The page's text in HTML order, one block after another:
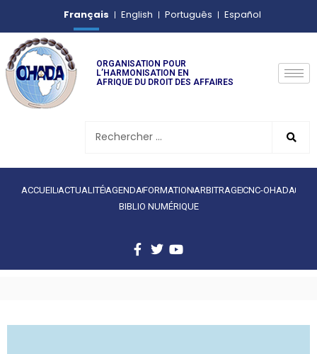
Français English Português Español
ORGANISATION POUR
L’HARMONISATION EN
AFRIQUE DU DROIT DES AFFAIRES
ACCUEIL ACTUALITÉAGENDAFORMATION ARBITRAGECNC-OHADA
BIBLIO NUMÉRIQUE